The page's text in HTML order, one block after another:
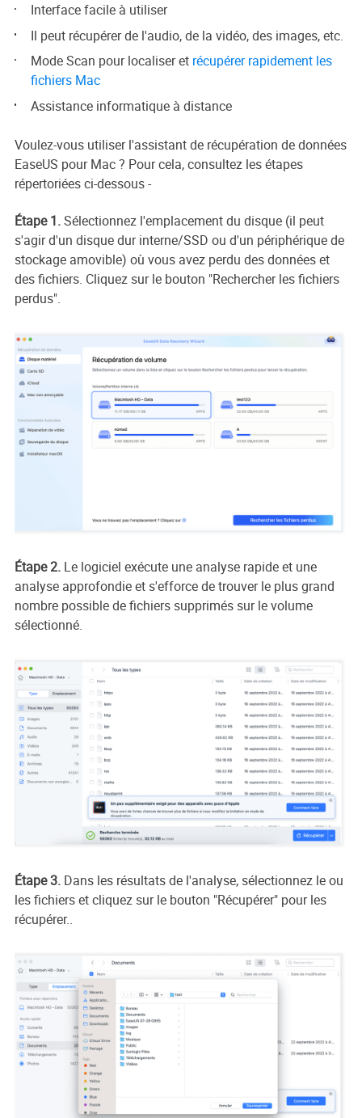
Interface facile à utiliser
Il peut récupérer de l'audio, de la vidéo, des images, etc.
Mode Scan pour localiser et récupérer rapidement les
fichiers Mac
Assistance informatique à distance
Voulez-vous utiliser l'assistant de récupération de données
EaseUS pour Mac ? Pour cela, consultez les étapes
répertoriées ci-dessous -
Étape 1.Sélectionnez l'emplacement du disque (il peut
s'agir d'un disque dur interne/SSD ou d'un périphérique de
stockage amovible) où vous avez perdu des données et
des fichiers. Cliquez sur le bouton "Rechercher les fichiers
perdus".
Étape 2. Le logiciel exécute une analyse rapide et une
analyse approfondie et s'efforce de trouver le plus grand
nombre possible de fichiers supprimés sur le volume
sélectionné.
Étape 3. Dans les résultats de l'analyse, sélectionnez le ou
les fichiers et cliquez sur le bouton "Récupérer" pour les
récupérer..